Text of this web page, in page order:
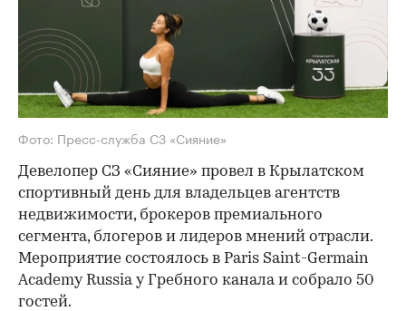
Фото: Пресс-служба СЗ «Сияние»
Девелопер СЗ «Сияние» провел в Крылатском
спортивный день для владельцев агентств
недвижимости, брокеров премиального
сегмента, блогеров и лидеров мнений отрасли.
Мероприятие состоялось в Paris Saint-Germain
Academy Russia у Гребного канала и собрало 50
гостей.